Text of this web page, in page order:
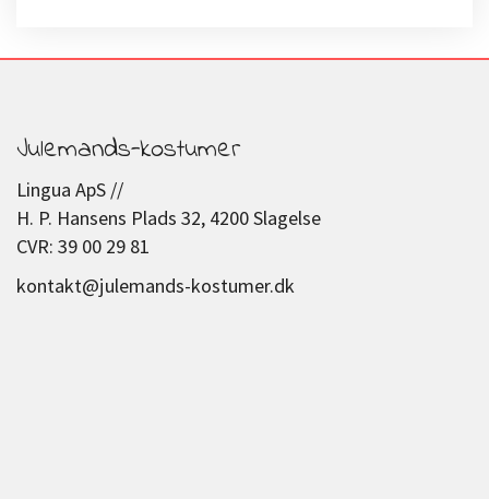
Julemands-kostumer
Lingua ApS //
H. P. Hansens Plads 32, 4200 Slagelse
CVR: 39 00 29 81
kontakt@julemands-kostumer.dk